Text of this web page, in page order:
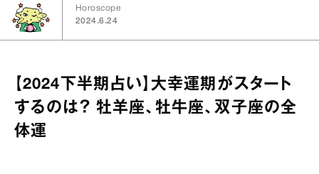
Horoscope
2024.6.24
【2024下半期占い】大幸運期がスタート
するのは？ 牡羊座、牡牛座、双子座の全
体運